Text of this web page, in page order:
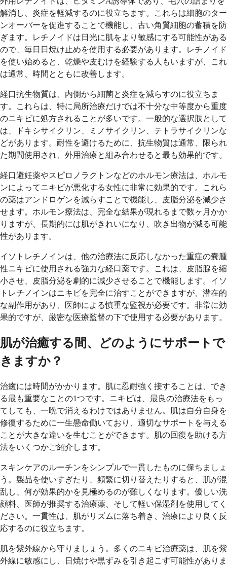
解消し、炎症を軽減するのに役立ちます。これらは細胞のター
ンオーバーを促進することで機能し、古い角質細胞の蓄積を防
ぎます。レチノイドは日光に肌をより敏感にする可能性がある
ので、毎日日焼け止めを使用する必要があります。レチノイド
を使い始めると、乾燥や皮むけを経験する人もいますが、これ
は通常、時間とともに改善します。
経口抗生物質は、内側から細菌と炎症を減らすのに役立ちま
す。これらは、特に局所治療だけでは不十分な中等度から重度
のニキビに処方されることが多いです。一般的な選択肢として
は、ドキシサイクリン、ミノサイクリン、テトラサイクリンな
どがあります。耐性を避けるために、抗生物質は通常、限られ
た期間使用され、外用治療と組み合わせると最も効果的です。
経口避妊薬やスピロノラクトンなどのホルモン療法は、ホルモ
ンによってニキビが悪化する女性に非常に効果的です。これら
の薬はアンドロゲンを減らすことで機能し、皮脂分泌を減少さ
せます。ホルモン療法は、完全な結果が現れるまで数ヶ月かか
りますが、長期的には肌がきれいになり、吹き出物が減る可能
性があります。
イソトレチノインは、他の治療法に反応しなかった重症の嚢腫
性ニキビに使用される強力な経口薬です。これは、皮脂腺を縮
小させ、皮脂分泌を劇的に減少させることで機能します。イソ
トレチノインはニキビを完全に治すことができますが、潜在的
な副作用があり、医師による慎重な監視が必要です。非常に効
果的ですが、厳密な医療監督の下で使用する必要があります。
肌が治癒する間、どのようにサポートで
きますか？
治癒には時間がかかります。肌に忍耐強く接することは、でき
る最も重要なことの1つです。ニキビは、最良の治療法をもっ
てしても、一晩で消えるわけではありません。肌は自分自身を
修復するために一生懸命働いており、適切なサポートを与える
ことが大きな違いを生むことができます。肌の回復を助ける方
法をいくつかご紹介します。
スキンケアのルーチンをシンプルで一貫したものに保ちましょ
う。製品を使いすぎたり、頻繁に切り替えたりすると、肌が混
乱し、何が効果的かを見極めるのが難しくなります。優しい洗
顔料、医師が推奨する治療薬、そして軽い保湿剤を使用してく
ださい。一貫性は、肌がリズムに落ち着き、治療により良く反
応するのに役立ちます。
肌を紫外線から守りましょう。多くのニキビ治療薬は、肌を紫
外線に敏感にし、日焼けや黒ずみを引き起こす可能性がありま